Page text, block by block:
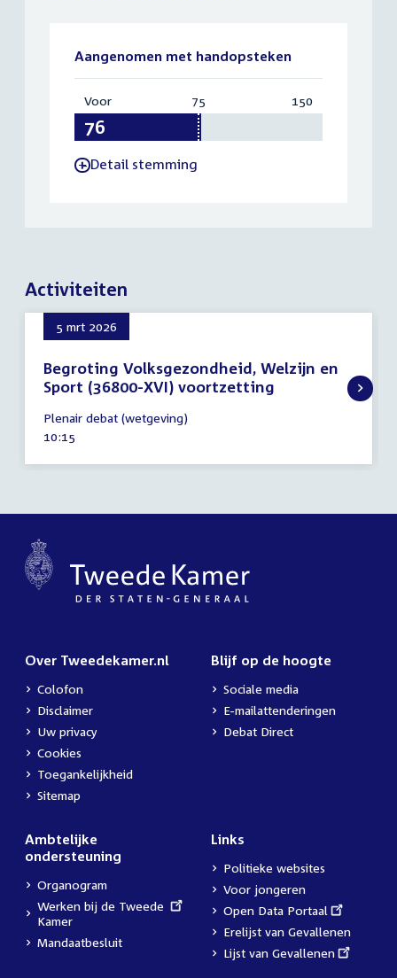
Aangenomen met handopsteken
Voor:
75 150
-Detail stemming
Activiteiten
5 mrt 2026
Begroting Volksgezondheid, Welzijn en
Sport (36800-XVI) voortzetting
maart
2026
Plenair debat (wetgeving)
Tijd
10:15
Over Tweedekamer.nl
Colofon
Disclaimer
Uw privacy
Cookies
Toegankelijkheid
Sitemap
Blijf op de hoogte
Sociale media
E-mailattenderingen
Debat Direct
Ambtelijke
ondersteuning
Organogram
External
link:
Werken bij de Tweede
Kamer
Mandaatbesluit
Links
Politieke websites
Voor jongeren
External
link:
Open Data Portaal
Erelijst van Gevallenen
External
Lijst van Gevallenen